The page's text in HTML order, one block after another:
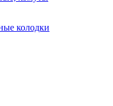
колодки